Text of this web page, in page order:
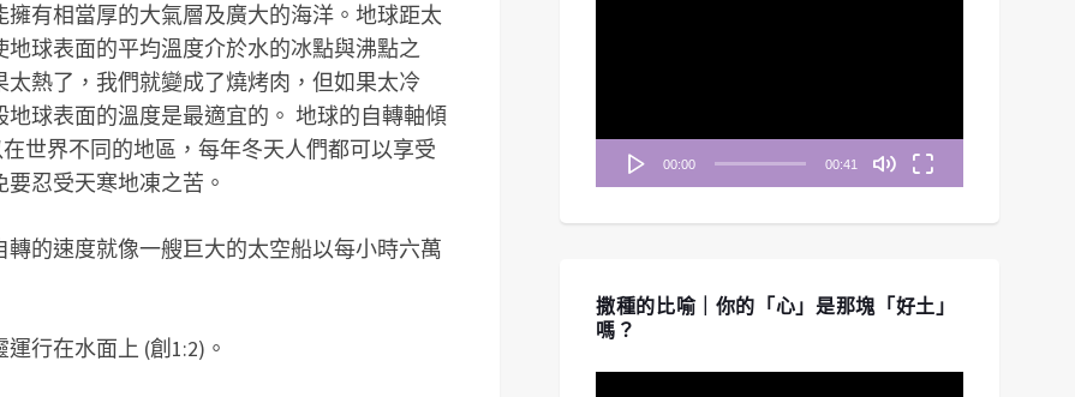
有相當厚的大氣層及廣大的海洋。地球距太
球表面的平均溫度介於水的冰點與沸點之
熱了，我們就變成了燒烤肉，但如果太冷
球表面的溫度是最適宜的。 地球的自轉軸傾
世界不同的地區，每年冬天人們都可以享受
忍受天寒地凍之苦。
的速度就像一艘巨大的太空船以每小時六萬
行在水面上 (創1:2)。
00:00 00:41
撒種的比喻｜你的「心」是那塊「好土」
嗎？